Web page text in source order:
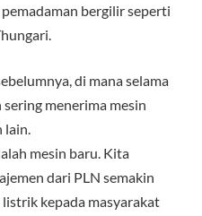
bergilir seperti
di mana selama
menerima mesin
lain.
mesin baru. Kita
dari PLN semakin
kepada masyarakat